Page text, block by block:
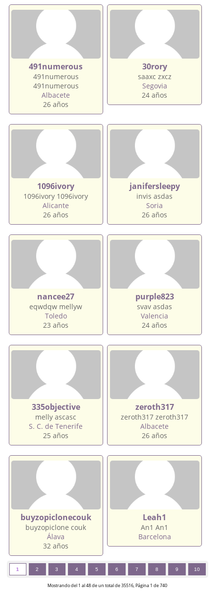
491numerous
491numerous
491numerous
Albacete
26 años
30rory
saaxc zxcz
Segovia
24 años
1096ivory
1096ivory 1096ivory
Alicante
26 años
janifersleepy
invis asdas
Soria
26 años
nancee27
eqwdqw mellyw
Toledo
23 años
purple823
svav asdas
Valencia
24 años
335objective
melly ascasc
S. C. de Tenerife
25 años
zeroth317
zeroth317 zeroth317
Albacete
26 años
buyzopiclonecouk
buyzopiclone couk
Álava
32 años
Leah1
An1 An1
Barcelona
1 2 3 4 5 6 7 8 9 10
Mostrando del 1 al 48 de un total de 35516, Página 1 de 740